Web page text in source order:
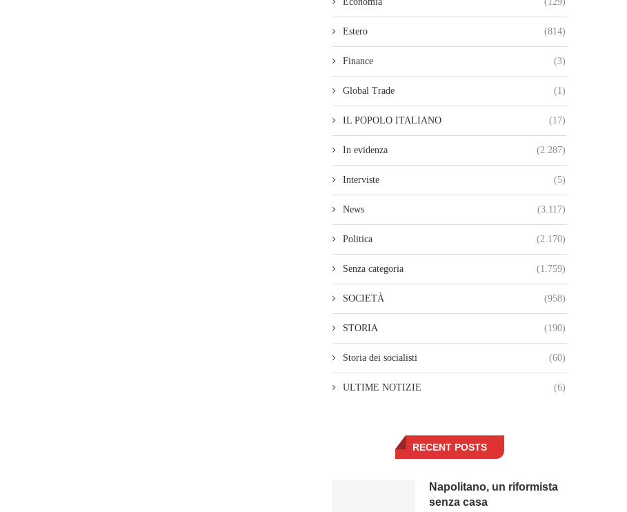
Estero (814)
Finance (3)
Global Trade (1)
IL POPOLO ITALIANO (17)
In evidenza (2.287)
Interviste (5)
News (3.117)
Politica (2.170)
Senza categoria (1.759)
SOCIETÀ (958)
STORIA (190)
Storia dei socialisti (60)
ULTIME NOTIZIE (6)
RECENT POSTS
Napolitano, un riformista
senza casa